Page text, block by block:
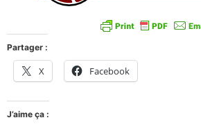
Partager :
X Facebook
J’aime ça :